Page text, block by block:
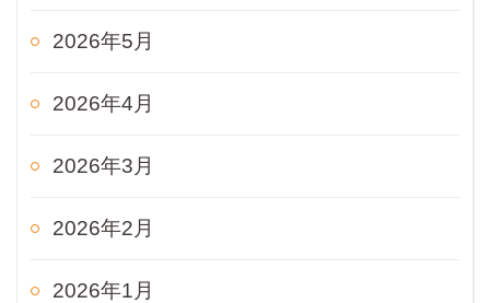
2026年5月
2026年4月
2026年3月
2026年2月
2026年1月